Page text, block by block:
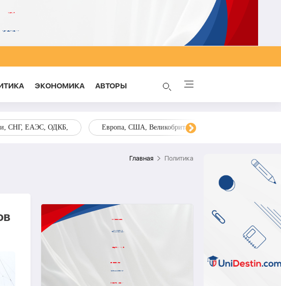
ЭКОНОМИКА AВТОРЫ
СНГ, ЕАЭС, ОДКБ, Европа, США, Великобритания, Украина, Запад,
Главная Политика